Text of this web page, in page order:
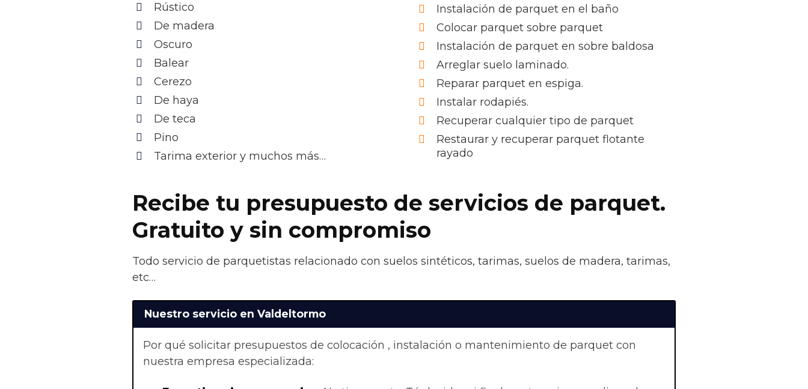
Rústico
De madera
Oscuro
Balear
Cerezo
De haya
De teca
Pino
Tarima exterior y muchos más…
Instalación de parquet en el baño
Colocar parquet sobre parquet
Instalación de parquet en sobre baldosa
Arreglar suelo laminado.
Reparar parquet en espiga.
Instalar rodapiés.
Recuperar cualquier tipo de parquet
Restaurar y recuperar parquet flotante
rayado
Recibe tu presupuesto de servicios de parquet.
Gratuito y sin compromiso
Todo servicio de parquetistas relacionado con suelos sintéticos, tarimas, suelos de madera, tarimas,
etc…
Nuestro servicio en Valdeltormo
Por qué solicitar presupuestos de colocación , instalación o mantenimiento de parquet con
nuestra empresa especializada: